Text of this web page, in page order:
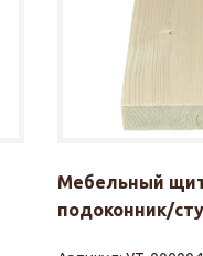
Мебельный
подоконник/